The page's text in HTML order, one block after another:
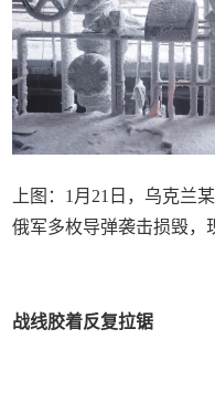
上图：1月21日，乌克兰
俄军多枚导弹袭击损毁，
战线胶着反复拉锯